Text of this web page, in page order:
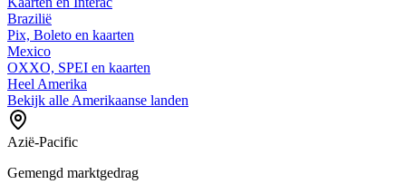
Brazilië
Pix, Boleto en kaarten
Mexico
OXXO, SPEI en kaarten
Heel Amerika
Bekijk alle Amerikaanse landen
Azië-Pacific
Gemengd marktgedrag